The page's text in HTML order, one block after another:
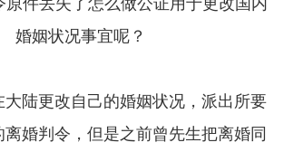
陆更改自己的婚姻状况，派出所要
婚判令，但是之前曾先生把离婚同